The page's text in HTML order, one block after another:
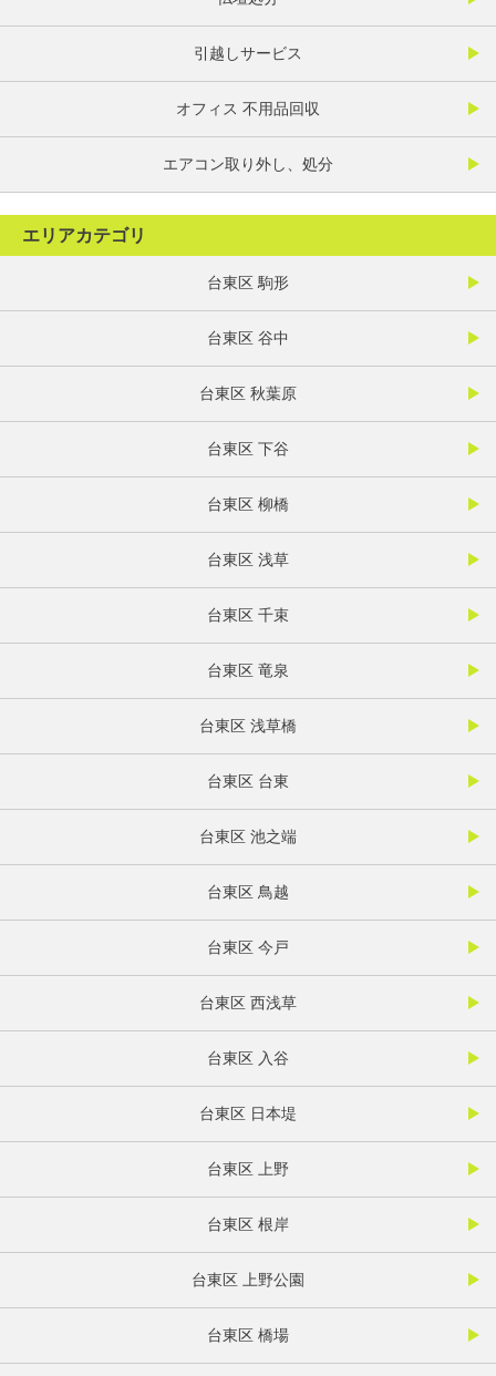
引越しサービス
オフィス 不用品回収
エアコン取り外し、処分
エリアカテゴリ
台東区 駒形
台東区 谷中
台東区 秋葉原
台東区 下谷
台東区 柳橋
台東区 浅草
台東区 千束
台東区 竜泉
台東区 浅草橋
台東区 台東
台東区 池之端
台東区 鳥越
台東区 今戸
台東区 西浅草
台東区 入谷
台東区 日本堤
台東区 上野
台東区 根岸
台東区 上野公園
台東区 橋場